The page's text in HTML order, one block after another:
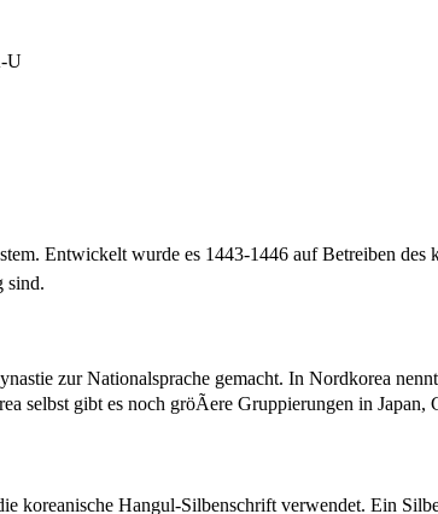
U
Entwickelt wurde es 1443-1446 auf Betreiben
sind.
zur Nationalsprache gemacht. In Nordkorea
selbst gibt es noch gröÃere Gruppierungen in
koreanische Hangul-Silbenschrift verwendet. Ein